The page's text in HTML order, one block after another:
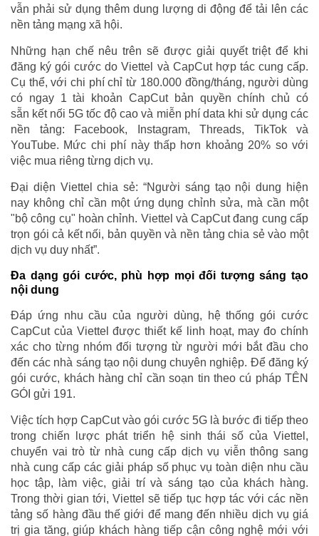
vẫn phải sử dụng thêm dung lượng di động để tải lên các
nền tảng mạng xã hội.
Những hạn chế nêu trên sẽ được giải quyết triệt để khi
đăng ký gói cước do Viettel và CapCut hợp tác cung cấp.
Cụ thể, với chi phí chỉ từ 180.000 đồng/tháng, người dùng
có ngay 1 tài khoản CapCut bản quyền chính chủ có
sẵn kết nối 5G tốc độ cao và miễn phí data khi sử dụng các
nền tảng: Facebook, Instagram, Threads, TikTok và
YouTube. Mức chi phí này thấp hơn khoảng 20% so với
việc mua riêng từng dịch vụ.
Đại diện Viettel chia sẻ: “Người sáng tạo nội dung hiện
nay không chỉ cần một ứng dụng chỉnh sửa, mà cần một
"bộ công cụ" hoàn chỉnh. Viettel và CapCut đang cung cấp
trọn gói cả kết nối, bản quyền và nền tảng chia sẻ vào một
dịch vụ duy nhất”.
Đa dạng gói cước, phù hợp mọi đối tượng sáng tạo
nội dung
Đáp ứng nhu cầu của người dùng, hệ thống gói cước
CapCut của Viettel được thiết kế linh hoạt, may đo chính
xác cho từng nhóm đối tượng từ người mới bắt đầu cho
đến các nhà sáng tạo nội dung chuyên nghiệp. Để đăng ký
gói cước, khách hàng chỉ cần soạn tin theo cú pháp TÊN
GÓI gửi 191.
Việc tích hợp CapCut vào gói cước 5G là bước đi tiếp theo
trong chiến lược phát triển hệ sinh thái số của Viettel,
chuyển vai trò từ nhà cung cấp dịch vụ viễn thông sang
nhà cung cấp các giải pháp số phục vụ toàn diện nhu cầu
học tập, làm việc, giải trí và sáng tạo của khách hàng.
Trong thời gian tới, Viettel sẽ tiếp tục hợp tác với các nền
tảng số hàng đầu thế giới để mang đến nhiều dịch vụ giá
trị gia tăng, giúp khách hàng tiếp cận công nghệ mới với